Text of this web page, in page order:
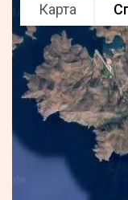
Карта